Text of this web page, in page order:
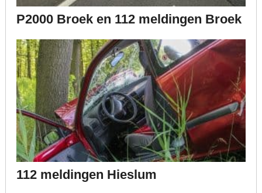
P2000 Broek en 112 meldingen Broek
112 meldingen Hieslum